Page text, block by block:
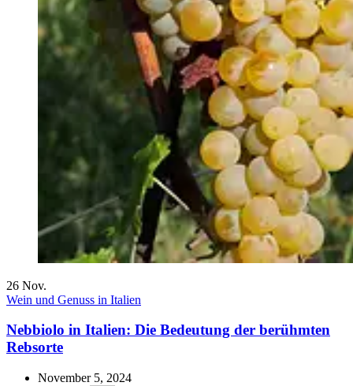
26 Nov.
Wein und Genuss in Italien
Nebbiolo in Italien: Die Bedeutung der berühmten
Rebsorte
November 5, 2024